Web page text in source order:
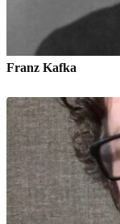
Franz Kafka